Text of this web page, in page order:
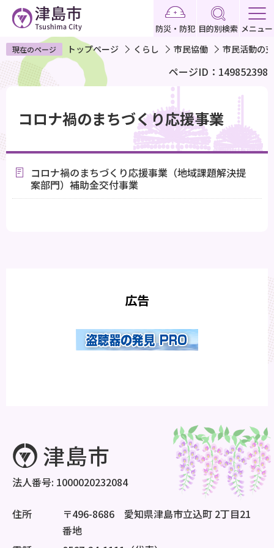
ペ
ー
ジ
の
で
す
防災・防犯 目的別検索 メニュー
現在のページ トップページ くらし 市民協働 市民活動の
ページID：149852398
コロナ禍のまちづくり応援事業
コロナ禍のまちづくり応援事業（地域課題解決提
案部門）補助金交付事業
広告
法人番号: 1000020232084
住所
〒496-8686 愛知県津島市立込町 2丁目21
番地